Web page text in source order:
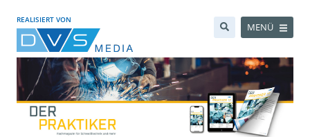
REALISIERT VON
MENÜ